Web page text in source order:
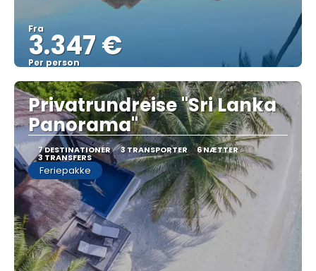
Fra
3.347 €
Per person
Se
Privatrundreise "Sri Lanka
Panorama"
7 DESTINATIONER 3 TRANSPORTER 6 NÆTTER
3 TRANSFERS
Feriepakke